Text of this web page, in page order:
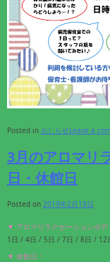
Posted in おしらせLeave a
3月のアロマリ
日・休館日
Posted on 2019年2月19日
▼ アロマリラクゼーションボデ
1日 / 4日 / 5日 / 7日 / 8日 /
▼ 休館日 :